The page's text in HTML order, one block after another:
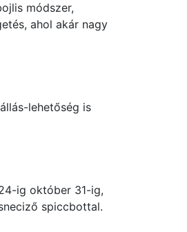
módszer,
ahol akár nagy
lehetőség is
ig október 31-ig,
spiccbottal.